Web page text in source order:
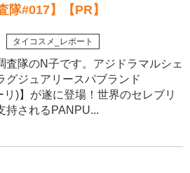
隊#017】【PR】
タイコスメ_レポート
査隊のN子です。アジドラマルシェ
グジュアリースパブランド
リ)】が遂に登場！世界のセレブリ
持されるPANPU...